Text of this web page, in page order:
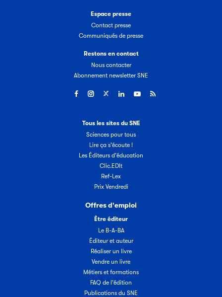
Espace presse
Contact presse
Communiqués de presse
Restons en contact
Nous contacter
Abonnement newsletter SNE
Tous les sites du SNE
Sciences pour tous
Lire ça s'écoute !
Les Éditeurs d'éducation
Clic.EDIt
Ref-Lex
Prix Vendredi
Offres d'emploi
Être éditeur
Le B-A-BA
Éditeur et auteur
Réaliser un livre
Vendre un livre
Métiers et formations
FAQ de l'édition
Publications du SNE